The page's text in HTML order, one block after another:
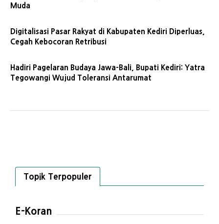
Muda
Digitalisasi Pasar Rakyat di Kabupaten Kediri Diperluas,
Cegah Kebocoran Retribusi
Hadiri Pagelaran Budaya Jawa-Bali, Bupati Kediri: Yatra
Tegowangi Wujud Toleransi Antarumat
Topik Terpopuler
E-Koran